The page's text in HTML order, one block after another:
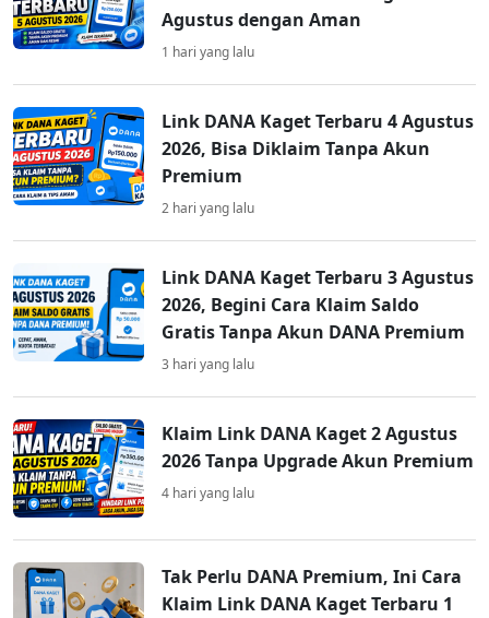
Agustus dengan Aman
1 hari yang lalu
Link DANA Kaget Terbaru 4 Agustus
2026, Bisa Diklaim Tanpa Akun
Premium
2 hari yang lalu
Link DANA Kaget Terbaru 3 Agustus
2026, Begini Cara Klaim Saldo
Gratis Tanpa Akun DANA Premium
3 hari yang lalu
Klaim Link DANA Kaget 2 Agustus
2026 Tanpa Upgrade Akun Premium
4 hari yang lalu
Tak Perlu DANA Premium, Ini Cara
Klaim Link DANA Kaget Terbaru 1